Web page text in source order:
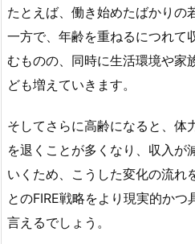
たとえば、働き始めたばかりの
一方で、年齢を重ねるにつれて
むものの、同時に生活環境や家
ども増えていきます。
そしてさらに高齢になると、体
を退くことが多くなり、収入が
いくため、こうした変化の流れ
とのFIRE戦略をより現実的かつ
言えるでしょう。